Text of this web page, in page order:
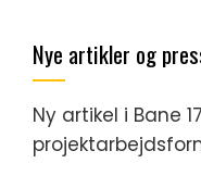
Nye artikler og
Ny artikel i Bane